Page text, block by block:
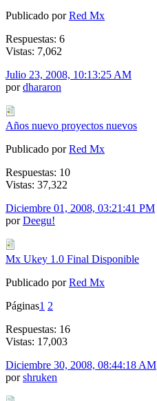
Publicado porRed Mx
Respuestas: 6
Vistas: 7,062
Julio 23, 2008, 10:13:25 AM
pordhararon
Años nuevo proyectos nuevos
Publicado porRed Mx
Respuestas: 10
Vistas: 37,322
Diciembre 01, 2008, 03:21:41 PM
porDeegu!
Mx Ukey 1.0 Final Disponible
Publicado porRed Mx
Páginas1 2
Respuestas: 16
Vistas: 17,003
Diciembre 30, 2008, 08:44:18 AM
porshruken